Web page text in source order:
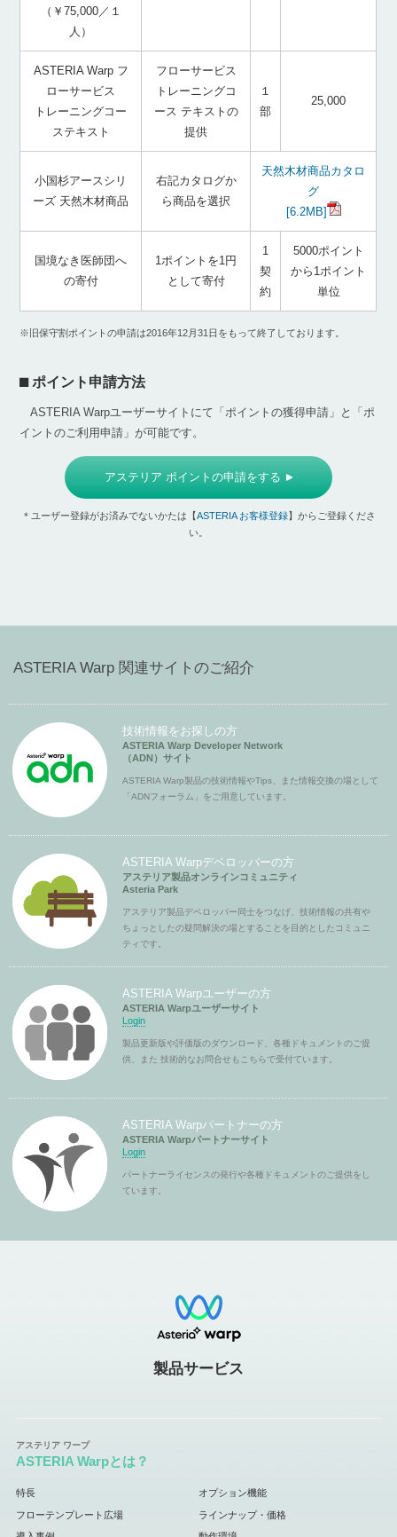
（￥75,000／１
人）
ASTERIA Warp フ
ローサービス
トレーニングコー
ステキスト
フローサービス
トレーニングコ
ース テキストの
提供
１
部
25,000
小国杉アースシリ
ーズ 天然木材商品
右記カタログか
ら商品を選択
天然木材商品カタロ
グ
[6.2MB]
国境なき医師団へ
の寄付
1ポイントを1円
として寄付
1
契
約
5000ポイント
から1ポイント
単位
※旧保守割ポイントの申請は2016年12月31日をもって終了しております。
⬛︎ ポイント申請方法
ASTERIA Warpユーザーサイトにて「ポイントの獲得申請」と「ポ
イントのご利用申請」が可能です。
アステリア ポイントの申請をする
＊ユーザー登録がお済みでないかたは【ASTERIA お客様登録】からご登録くださ
い。
ASTERIA Warp 関連サイトのご紹介
技術情報をお探しの方
ASTERIA Warp Developer Network
（ADN）サイト
ASTERIA Warp製品の技術情報やTips、また情報交換の場として
「ADNフォーラム」をご用意しています。
ASTERIA Warpデベロッパーの方
アステリア製品オンラインコミュニティ
Asteria Park
アステリア製品デベロッパー同士をつなげ、技術情報の共有や
ちょっとしたの疑問解決の場とすることを目的としたコミュニ
ティです。
ASTERIA Warpユーザーの方
ASTERIA Warpユーザーサイト
Login
製品更新版や評価版のダウンロード、各種ドキュメントのご提
供、また 技術的なお問合せもこちらで受付ています。
ASTERIA Warpパートナーの方
ASTERIA Warpパートナーサイト
Login
パートナーライセンスの発行や各種ドキュメントのご提供をし
ています。
製品サービス
ASTERIA Warpとは？
特長 オプション機能
フローテンプレート広場 ラインナップ・価格